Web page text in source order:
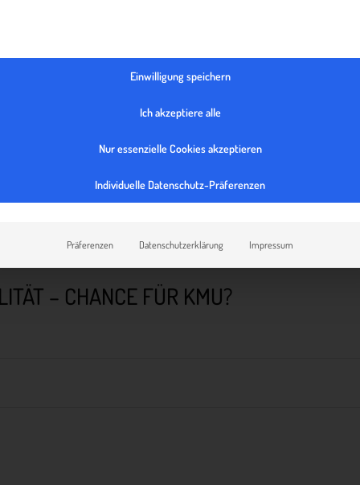
– CHANCE FÜR KMU?
Einwilligung speichern
Ich akzeptiere alle
Nur essenzielle Cookies akzeptieren
Individuelle Datenschutz-Präferenzen
Präferenzen Datenschutzerklärung Impressum